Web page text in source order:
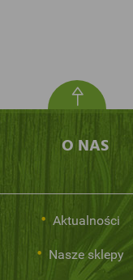
O NAS
Aktualności
Nasze sklepy